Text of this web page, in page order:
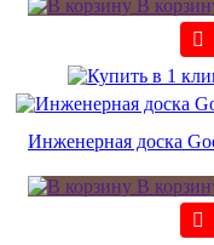
В
Инженерная доска
В